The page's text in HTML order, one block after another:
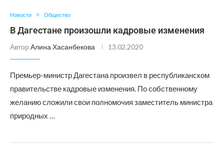
Новости Общество
В Дагестане произошли кадровые изменения
Автор Алина Хасанбекова 13.02.2020
Премьер-министр Дагестана произвел в республиканском
правительстве кадровые изменения. По собственному
желанию сложили свои полномочия заместитель министра
природных …